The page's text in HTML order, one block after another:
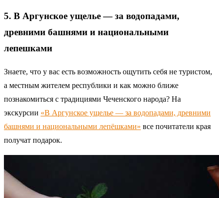
5. В Аргунское ущелье — за водопадами,
древними башнями и национальными
лепешками
Знаете, что у вас есть возможность ощутить себя не туристом,
а местным жителем республики и как можно ближе
познакомиться с традициями Чеченского народа? На
экскурсии «В Аргунское ущелье — за водопадами, древними
башнями и национальными лепёшками» все почитатели края
получат подарок.